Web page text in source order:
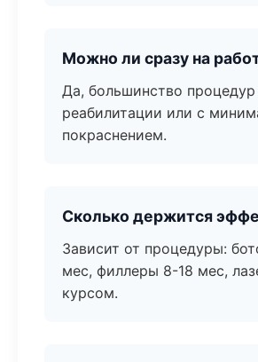
Можно ли сразу на
Да, большинство процедур
реабилитации или с
покраснением.
Сколько держится
Зависит от процедуры:
мес, филлеры 8-18 мес,
курсом.